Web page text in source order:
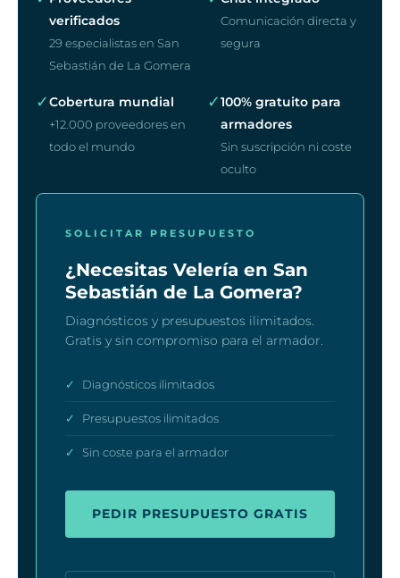
verificados
29 especialistas en San
Sebastián de La Gomera
Comunicación directa y
segura
✓Cobertura mundial
+12.000 proveedores en
todo el mundo
✓100% gratuito para
armadores
Sin suscripción ni coste
oculto
SOLICITAR PRESUPUESTO
¿Necesitas Velería en San
Sebastián de La Gomera?
Diagnósticos y presupuestos ilimitados.
Gratis y sin compromiso para el armador.
✓ Diagnósticos ilimitados
✓ Presupuestos ilimitados
✓ Sin coste para el armador
PEDIR PRESUPUESTO GRATIS